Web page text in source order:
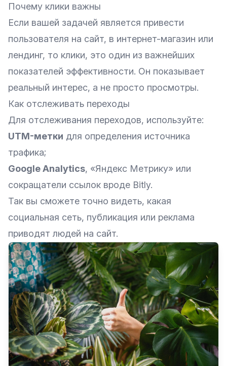
Почему клики важны
Если вашей задачей является привести
пользователя на сайт, в интернет-магазин или
лендинг, то клики, это один из важнейших
показателей эффективности. Он показывает
реальный интерес, а не просто просмотры.
Как отслеживать переходы
Для отслеживания переходов, используйте:
UTM-метки для определения источника
трафика;
Google Analytics, «Яндекс Метрику» или
сокращатели ссылок вроде Bitly.
Так вы сможете точно видеть, какая
социальная сеть, публикация или реклама
приводят людей на сайт.